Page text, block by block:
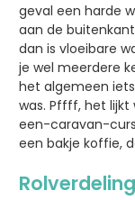
geval een harde
aan de
dan is vloeibare
je wel meerdere
het algemeen
was. Pffff, het
een-caravan-
een bakje koffie,